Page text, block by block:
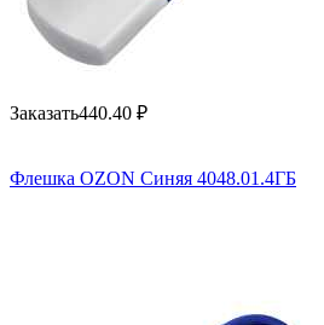
Заказать440.40 ₽
Флешка OZON Синяя 4048.01.4ГБ